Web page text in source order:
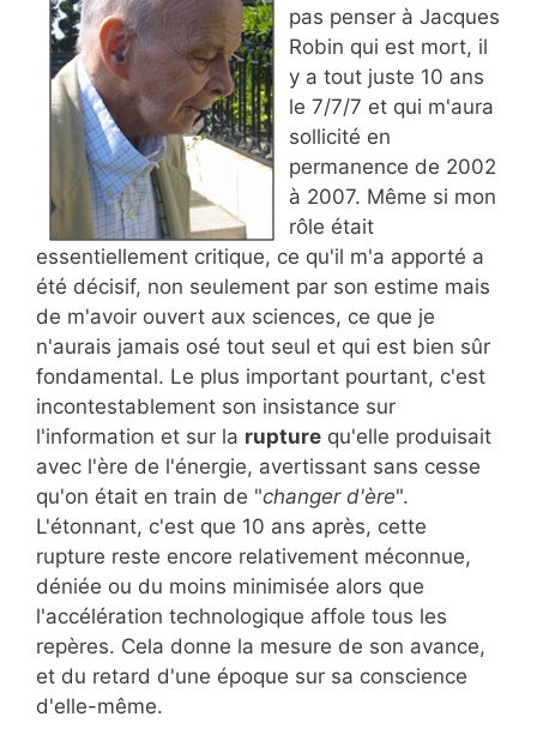
pas penser à Jacques
Robin qui est mort, il
y a tout juste 10 ans
le 7/7/7 et qui m'aura
sollicité en
permanence de 2002
à 2007. Même si mon
rôle était
essentiellement critique, ce qu'il m'a apporté a
été décisif, non seulement par son estime mais
de m'avoir ouvert aux sciences, ce que je
n'aurais jamais osé tout seul et qui est bien sûr
fondamental. Le plus important pourtant, c'est
incontestablement son insistance sur
l'information et sur la rupture qu'elle produisait
avec l'ère de l'énergie, avertissant sans cesse
qu'on était en train de "changer d'ère".
L'étonnant, c'est que 10 ans après, cette
rupture reste encore relativement méconnue,
déniée ou du moins minimisée alors que
l'accélération technologique affole tous les
repères. Cela donne la mesure de son avance,
et du retard d'une époque sur sa conscience
d'elle-même.